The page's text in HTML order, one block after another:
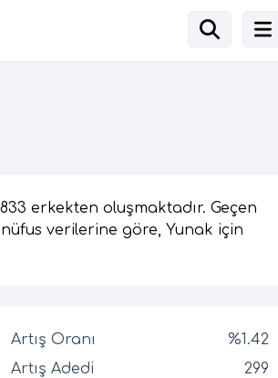
erkekten oluşmaktadır. Geçen
nüfus verilerine göre, Yunak için
Artış Oranı
%1.42
Artış Adedi
299